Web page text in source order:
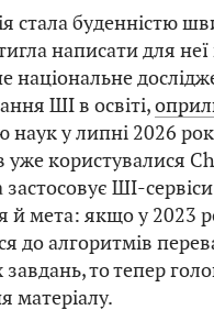
стала буденністю
написати для
національне
ШІ в освіті,
наук у липні 2026
уже користувалися
ШІ-
й мета: якщо у 2023
до алгоритмів
то тепер
матеріалу.